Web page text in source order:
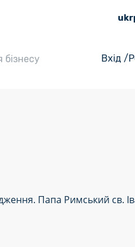
бізнесу Вхід /
Папа Римський св.